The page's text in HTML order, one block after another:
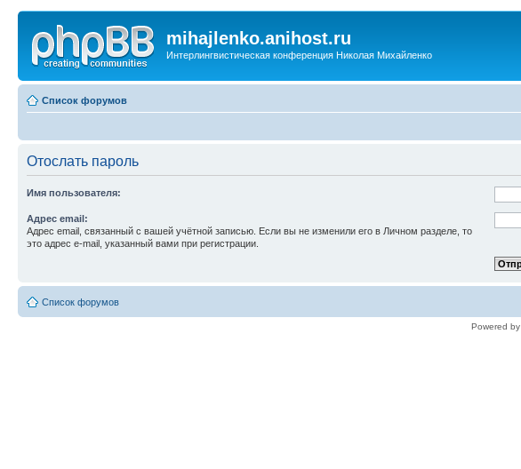
mihajlenko.anihost.ru
Интерлингвистическая конференция Николая Михайленко
Список форумов
Отослать пароль
Имя пользователя:
Адрес email:
Адрес email, связанный с вашей учётной записью. Если вы не изменили его в Личном разделе, то
это адрес e-mail, указанный вами при регистрации.
Список форумов
Powered by